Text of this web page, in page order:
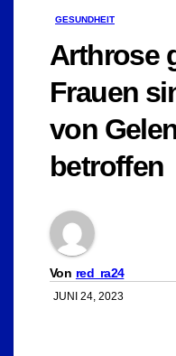
GESUNDHEIT
Arthrose
Frauen
von
betroffen
Von red_ra24
JUNI 24, 2023